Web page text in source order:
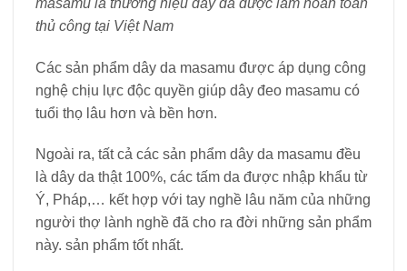
thủ công tại Việt Nam
Các sản phẩm dây da masamu được áp dụng công
nghệ chịu lực độc quyền giúp dây đeo masamu có
tuổi thọ lâu hơn và bền hơn.
Ngoài ra, tất cả các sản phẩm dây da masamu đều
là dây da thật 100%, các tấm da được nhập khẩu từ
Ý, Pháp,… kết hợp với tay nghề lâu năm của những
người thợ lành nghề đã cho ra đời những sản phẩm
này. sản phẩm tốt nhất.